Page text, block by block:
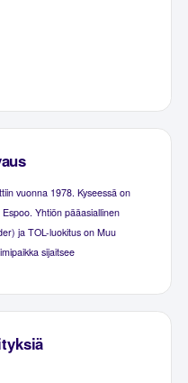
vuonna 1978. Kyseessä on
Yhtiön pääasiallinen
ja TOL-luokitus on Muu
sijaitsee